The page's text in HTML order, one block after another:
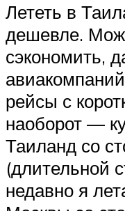
Лететь в
дешевле.
сэкономить,
рейсы с
наоборот —
Таиланд со
(длительной
недавно я